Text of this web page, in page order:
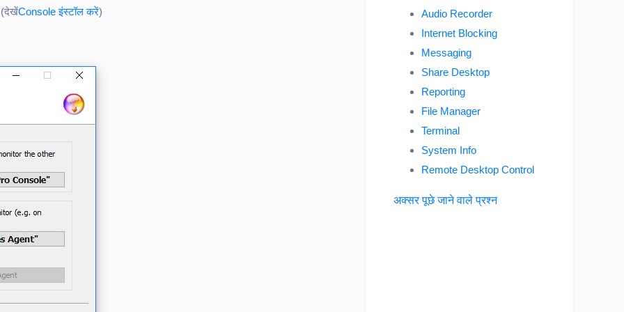
Audio Recorder
Internet Blocking
Messaging
Share Desktop
Reporting
File Manager
Terminal
System Info
Remote Desktop Control
अक्सर पूछे जाने वाले प्रश्न
(देखेंConsole इंस्टॉल करें)